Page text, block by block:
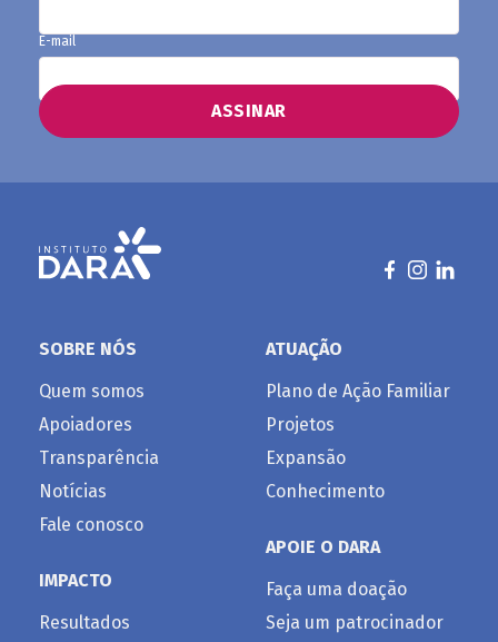
E-mail
SOBRE NÓS
Quem somos
Apoiadores
Transparência
Notícias
Fale conosco
IMPACTO
Resultados
ATUAÇÃO
Plano de Ação Familiar
Projetos
Expansão
Conhecimento
APOIE O DARA
Faça uma doação
Seja um patrocinador